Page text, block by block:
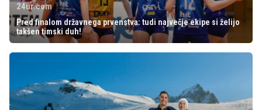
24ur.com
Pred finalom državnega prvenstva: tudi največje ekipe si želijo
takšen timski duh!